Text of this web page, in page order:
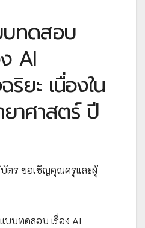
ทดสอบ
AI
ริยะ เนื่องใน
าศาสตร์ ปี
ตร ขอเชิญคุณครูและผู้
บทดสอบ เรื่อง AI